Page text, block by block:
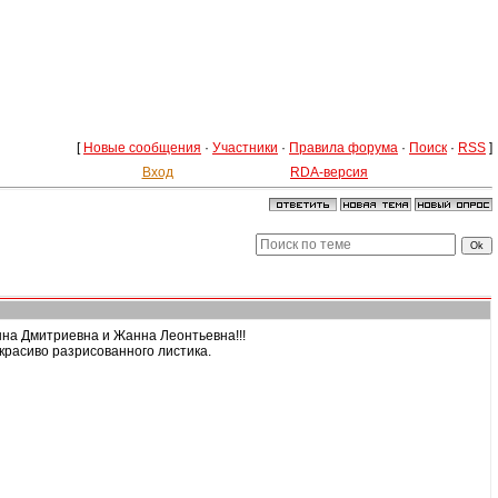
[ Новые сообщения · Участники · Правила форума · Поиск · RSS ]
Вход
RDA-версия
Дмитриевна и Жанна Леонтьевна!!!
разрисованного листика.